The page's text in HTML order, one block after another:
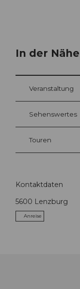
In der Nähe
Veranstaltung
Sehenswertes
Touren
Kontaktdaten
5600 Lenzburg
Anreise